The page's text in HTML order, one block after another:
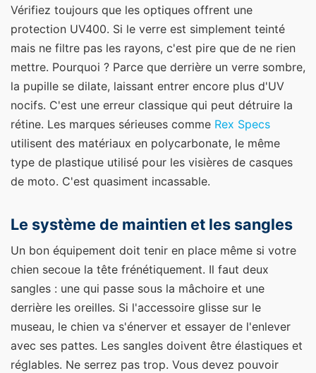
Vérifiez toujours que les optiques offrent une
protection UV400. Si le verre est simplement teinté
mais ne filtre pas les rayons, c'est pire que de ne rien
mettre. Pourquoi ? Parce que derrière un verre sombre,
la pupille se dilate, laissant entrer encore plus d'UV
nocifs. C'est une erreur classique qui peut détruire la
rétine. Les marques sérieuses comme Rex Specs
utilisent des matériaux en polycarbonate, le même
type de plastique utilisé pour les visières de casques
de moto. C'est quasiment incassable.
Le système de maintien et les sangles
Un bon équipement doit tenir en place même si votre
chien secoue la tête frénétiquement. Il faut deux
sangles : une qui passe sous la mâchoire et une
derrière les oreilles. Si l'accessoire glisse sur le
museau, le chien va s'énerver et essayer de l'enlever
avec ses pattes. Les sangles doivent être élastiques et
réglables. Ne serrez pas trop. Vous devez pouvoir